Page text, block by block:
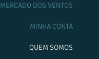
MERCADO DOS VENTOS
MINHA CONTA
QUEM SOMOS